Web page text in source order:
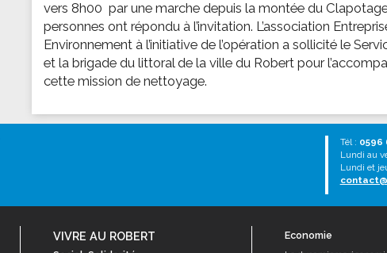
vers 8h00 par une marche depuis la montée du
personnes ont répondu à l’invitation. L’association
Environnement à l’initiative de l’opération a sollicité le
et la brigade du littoral de la ville du Robert pour
cette mission de nettoyage.
Tél : 0596
Lundi au
Lundi et
VIVRE AU ROBERT Economie